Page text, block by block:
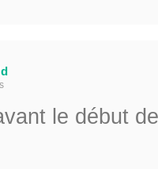
le début